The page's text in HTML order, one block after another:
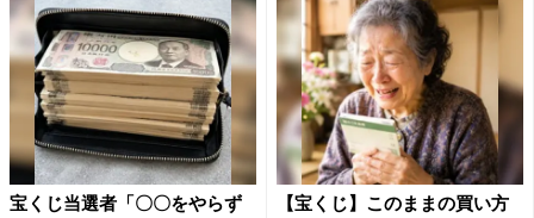
宝くじ当選者「〇〇をやらず
【宝くじ】このままの買い方